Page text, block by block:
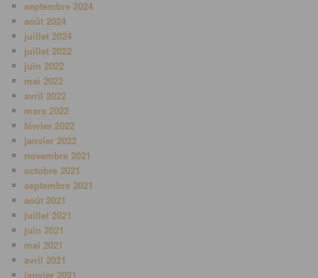
septembre 2024
août 2024
juillet 2024
juillet 2022
juin 2022
mai 2022
avril 2022
mars 2022
février 2022
janvier 2022
novembre 2021
octobre 2021
septembre 2021
août 2021
juillet 2021
juin 2021
mai 2021
avril 2021
janvier 2021